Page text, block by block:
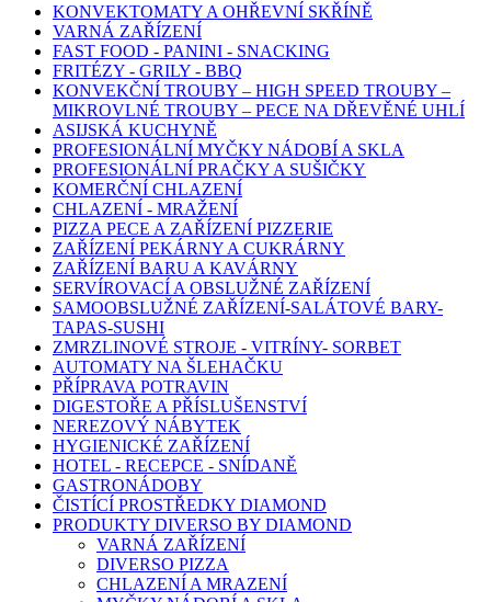
KONVEKTOMATY A OHŘEVNÍ SKŘÍNĚ
VARNÁ ZAŘÍZENÍ
FAST FOOD - PANINI - SNACKING
FRITÉZY - GRILY - BBQ
KONVEKČNÍ TROUBY – HIGH SPEED TROUBY –
MIKROVLNÉ TROUBY – PECE NA DŘEVĚNÉ UHLÍ
ASIJSKÁ KUCHYNĚ
PROFESIONÁLNÍ MYČKY NÁDOBÍ A SKLA
PROFESIONÁLNÍ PRAČKY A SUŠIČKY
KOMERČNÍ CHLAZENÍ
CHLAZENÍ - MRAŽENÍ
PIZZA PECE A ZAŘÍZENÍ PIZZERIE
ZAŘÍZENÍ PEKÁRNY A CUKRÁRNY
ZAŘÍZENÍ BARU A KAVÁRNY
SERVÍROVACÍ A OBSLUŽNÉ ZAŘÍZENÍ
SAMOOBSLUŽNÉ ZAŘÍZENÍ-SALÁTOVÉ BARY-
TAPAS-SUSHI
ZMRZLINOVÉ STROJE - VITRÍNY- SORBET
AUTOMATY NA ŠLEHAČKU
PŘÍPRAVA POTRAVIN
DIGESTOŘE A PŘÍSLUŠENSTVÍ
NEREZOVÝ NÁBYTEK
HYGIENICKÉ ZAŘÍZENÍ
HOTEL - RECEPCE - SNÍDANĚ
GASTRONÁDOBY
ČISTÍCÍ PROSTŘEDKY DIAMOND
PRODUKTY DIVERSO BY DIAMOND
VARNÁ ZAŘÍZENÍ
DIVERSO PIZZA
CHLAZENÍ A MRAZENÍ